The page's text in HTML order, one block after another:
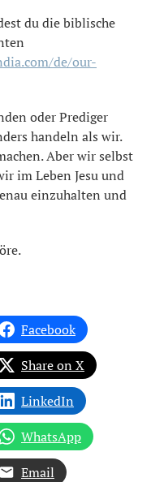
du die biblische
de/our-
oder Prediger
handeln als wir.
Aber wir selbst
im Leben Jesu und
einzuhalten und
Facebook
Share on X
LinkedIn
WhatsApp
Email